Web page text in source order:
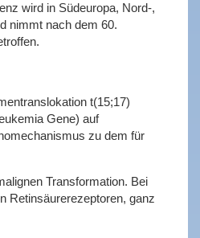
wird in Südeuropa, Nord-,
nimmt nach dem 60.
t(15;17)
Gene) auf
zu dem für
Transformation. Bei
Retinsäurerezeptoren, ganz